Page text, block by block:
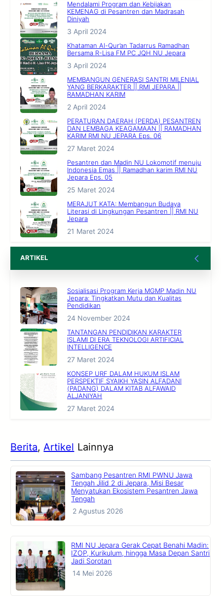
Mendalami Program dan Kebijakan
KEMENAG di Pesantren dan Madrasah
Diniyah
3 April 2024
Khataman Al-Qur’an Tadarrus Ramadhan
Bersama R-Lisa FM PC JQH NU Jepara
3 April 2024
MEMBANGUN GENERASI SANTRI MILENIAL
YANG BERKARAKTER || RMI JEPARA ||
RAMADHAN KARIM
2 April 2024
PERATURAN DAERAH (PERDA) PESANTREN
DAN LEMBAGA KEAGAMAAN || RAMADHAN
KARIM RMI NU JEPARA Eps. 06
27 Maret 2024
Pesantren dan Madin NU Lokomotif menuju
Indonesia Emas || Ramadhan karim RMI NU
Jepara Eps. 05
25 Maret 2024
MERAJUT KATA: Membangun Budaya
Literasi di Lingkungan Pesantren || RMI NU
Jepara
21 Maret 2024
ARTIKEL
Sosialisasi Program Kerja MGMP Madin NU
Jepara: Tingkatkan Mutu dan Kualitas
Pendidikan
24 November 2024
TANTANGAN PENDIDIKAN KARAKTER
ISLAMI DI ERA TEKNOLOGI ARTIFICIAL
INTELLIGENCE
27 Maret 2024
KONSEP URF DALAM HUKUM ISLAM
PERSPEKTIF SYAIKH YASIN ALFADANI
(PADANG) DALAM KITAB ALFAWAID
ALJANIYAH
27 Maret 2024
Berita, Artikel Lainnya
Sambang Pesantren RMI PWNU Jawa
Tengah Jilid 2 di Jepara, Misi Besar
Menyatukan Ekosistem Pesantren Jawa
Tengah
2 Agustus 2026
RMI NU Jepara Gerak Cepat Benahi Madin:
IZOP, Kurikulum, hingga Masa Depan Santri
Jadi Sorotan
14 Mei 2026